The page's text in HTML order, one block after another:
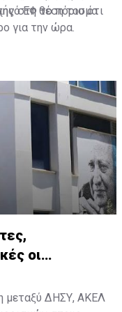
στη θέση του ότι
για την ώρα.
ΕΦ το πόρισμα
οι
μεταξύ ΔΗΣΥ, ΑΚΕΛ